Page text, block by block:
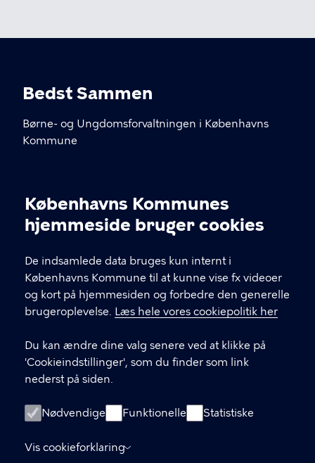
Cookieindstillinger
Københavns Kommunes
hjemmeside bruger cookies
De indsamlede data bruges kun internt i
Københavns Kommune til at kunne vise fx videoer
og kort på hjemmesiden og forbedre den generelle
brugeroplevelse. Læs hele vores cookiepolitik her
Du kan ændre dine valg senere ved at klikke på
'Cookieindstillinger', som du finder som link
nederst på siden.
Nødvendige Funktionelle Statistiske
Vis cookieforklaring
Bedst Sammen
Børne- og Ungdomsforvaltningen i Københavns
Kommune
kommunikation@buf.kk.dk
LINKS
BUFX – teknologiforståelse i skolen
(hjemmeside)
BUF Kompetenceudvikling (Plan2Learn)
ÅbenDagtilbud.kk.dk
ÅbenSkole.kk.dk
groen.kk.dk